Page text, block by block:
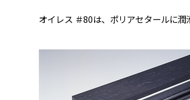
オイレス ＃80は、ポリアセタールに